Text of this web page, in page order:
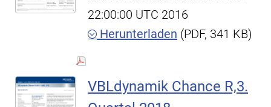
22:00:00 UTC 2016
Herunterladen (PDF, 341 KB)
VBLdynamik Chance R,3.